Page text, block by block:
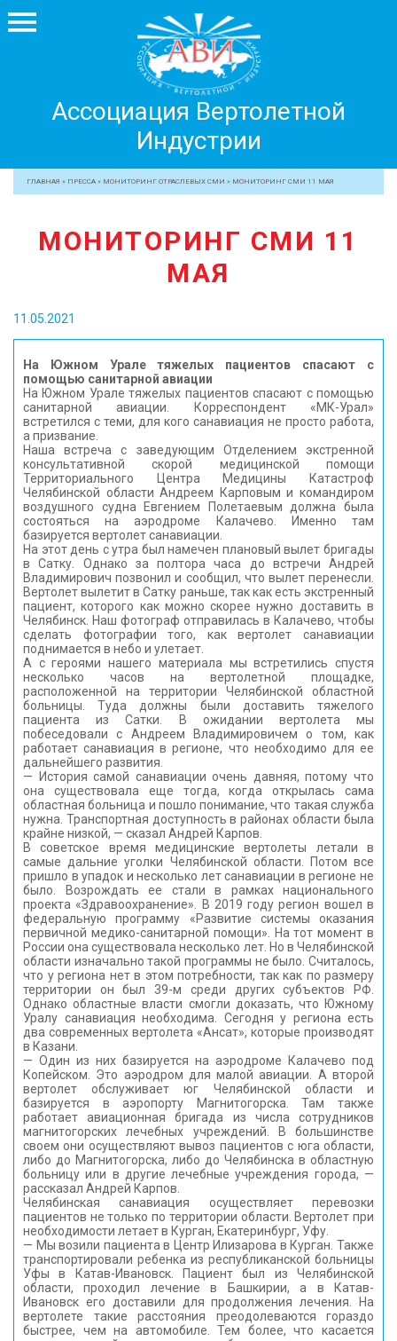
Ассоциация Вертолетной
Индустрии
Вертолетной
Индустрии
+7 499 755 99 29
ЧЛЕНЫ АВИ
ЖУРНАЛ
ПРЕССА
МЕДИА
КОНТАКТЫ
ГЛАВНАЯ » ПРЕССА » МОНИТОРИНГ ОТРАСЛЕВЫХ СМИ » МОНИТОРИНГ СМИ 11 МАЯ
МОНИТОРИНГ СМИ 11
МАЯ
11.05.2021
На Южном Урале тяжелых пациентов спасают с
помощью санитарной авиации
На Южном Урале тяжелых пациентов спасают с помощью
санитарной авиации. Корреспондент «МК-Урал»
встретился с теми, для кого санавиация не просто работа,
а призвание.
Наша встреча с заведующим Отделением экстренной
консультативной скорой медицинской помощи
Территориального Центра Медицины Катастроф
Челябинской области Андреем Карповым и командиром
воздушного судна Евгением Полетаевым должна была
состояться на аэродроме Калачево. Именно там
базируется вертолет санавиации.
На этот день с утра был намечен плановый вылет бригады
в Сатку. Однако за полтора часа до встречи Андрей
Владимирович позвонил и сообщил, что вылет перенесли.
Вертолет вылетит в Сатку раньше, так как есть экстренный
пациент, которого как можно скорее нужно доставить в
Челябинск. Наш фотограф отправилась в Калачево, чтобы
сделать фотографии того, как вертолет санавиации
поднимается в небо и улетает.
А с героями нашего материала мы встретились спустя
несколько часов на вертолетной площадке,
расположенной на территории Челябинской областной
больницы. Туда должны были доставить тяжелого
пациента из Сатки. В ожидании вертолета мы
побеседовали с Андреем Владимировичем о том, как
работает санавиация в регионе, что необходимо для ее
дальнейшего развития.
— История самой санавиации очень давняя, потому что
она существовала еще тогда, когда открылась сама
областная больница и пошло понимание, что такая служба
нужна. Транспортная доступность в районах области была
крайне низкой, — сказал Андрей Карпов.
В советское время медицинские вертолеты летали в
самые дальние уголки Челябинской области. Потом все
пришло в упадок и несколько лет санавиации в регионе не
было. Возрождать ее стали в рамках национального
проекта «Здравоохранение». В 2019 году регион вошел в
федеральную программу «Развитие системы оказания
первичной медико-санитарной помощи». На тот момент в
России она существовала несколько лет. Но в Челябинской
области изначально такой программы не было. Считалось,
что у региона нет в этом потребности, так как по размеру
территории он был 39-м среди других субъектов РФ.
Однако областные власти смогли доказать, что Южному
Уралу санавиация необходима. Сегодня у региона есть
два современных вертолета «Ансат», которые производят
в Казани.
— Один из них базируется на аэродроме Калачево под
Копейском. Это аэродром для малой авиации. А второй
вертолет обслуживает юг Челябинской области и
базируется в аэропорту Магнитогорска. Там также
работает авиационная бригада из числа сотрудников
магнитогорских лечебных учреждений. В большинстве
своем они осуществляют вывоз пациентов с юга области,
либо до Магнитогорска, либо до Челябинска в областную
больницу или в другие лечебные учреждения города, —
рассказал Андрей Карпов.
Челябинская санавиация осуществляет перевозки
пациентов не только по территории области. Вертолет при
необходимости летает в Курган, Екатеринбург, Уфу.
— Мы возили пациента в Центр Илизарова в Курган. Также
транспортировали ребенка из республиканской больницы
Уфы в Катав-Ивановск. Пациент был из Челябинской
области, проходил лечение в Башкирии, а в Катав-
Ивановск его доставили для продолжения лечения. На
вертолете такие расстояния преодолеваются гораздо
быстрее, чем на автомобиле. Тем более, что касается